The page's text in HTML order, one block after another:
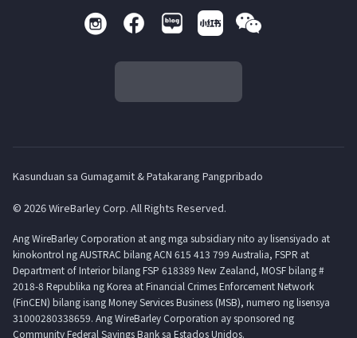
Kasunduan sa Gumagamit & Patakarang Pangpribado
© 2026 WireBarley Corp. All Rights Reserved.
Ang WireBarley Corporation at ang mga subsidiary nito ay lisensiyado at
kinokontrol ng AUSTRAC bilang ACN 615 413 799 Australia, FSPR at
Department of Interior bilang FSP 618389 New Zealand, MOSF bilang #
2018-8 Republika ng Korea at Financial Crimes Enforcement Network
(FinCEN) bilang isang Money Services Business (MSB), numero ng lisensya
31000280338659. Ang WireBarley Corporation ay sponsored ng
Community Federal Savings Bank sa Estados Unidos.